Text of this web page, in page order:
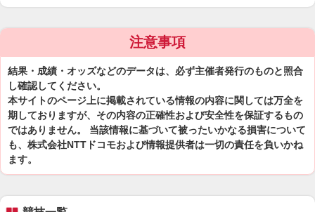
注意事項
結果・成績・オッズなどのデータは、必ず主催者発行のものと照合
し確認してください。
本サイトのページ上に掲載されている情報の内容に関しては万全を
期しておりますが、その内容の正確性および安全性を保証するもの
ではありません。 当該情報に基づいて被ったいかなる損害について
も、株式会社NTTドコモおよび情報提供者は一切の責任を負いかね
ます。